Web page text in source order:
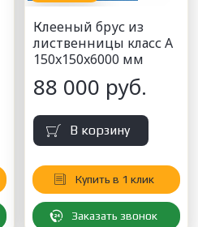
Клееный брус из
лиственницы класс А
150x150x6000 мм
88 000 руб.
В корзину
Купить в 1 клик
Заказать звонок